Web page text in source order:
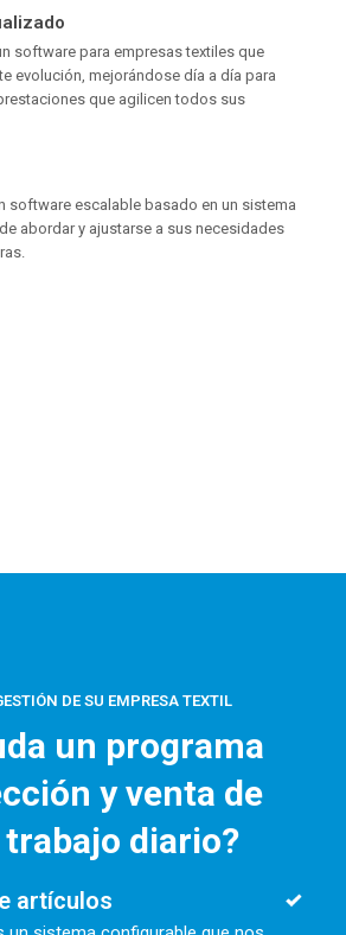
software para empresas textiles que
evolución, mejorándose día a día para
que agilicen todos sus
software escalable basado en un sistema
abordar y ajustarse a sus necesidades
DE SU EMPRESA TEXTIL
un programa
y venta de
diario?
artículos